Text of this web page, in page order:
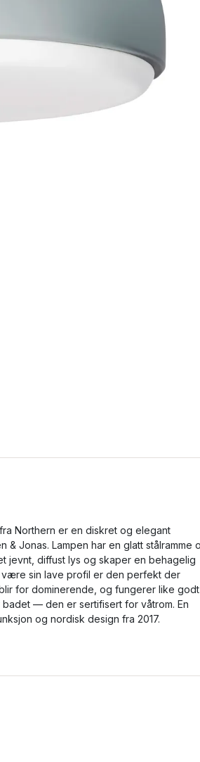
Northern er en diskret og elegant
& Jonas. Lampen har en glatt stålramme
jevnt, diffust lys og skaper en behagelig
være sin lave profil er den perfekt der
for dominerende, og fungerer like
— den er sertifisert for våtrom. En
og nordisk design fra 2017.